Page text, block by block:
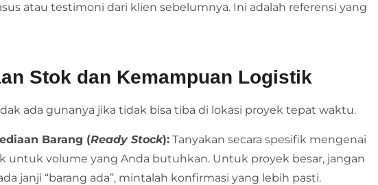
atau testimoni dari klien sebelumnya. Ini adalah referensi yang
Stok dan Kemampuan Logistik
ada gunanya jika tidak bisa tiba di lokasi proyek tepat waktu.
Barang (Ready Stock): Tanyakan secara spesifik mengenai
untuk volume yang Anda butuhkan. Untuk proyek besar, jangan
janji “barang ada”, mintalah konfirmasi yang lebih pasti.